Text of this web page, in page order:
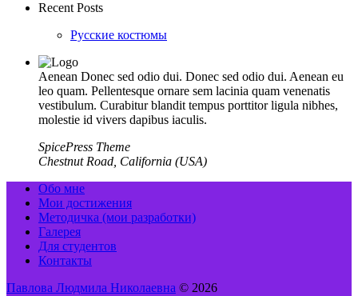
Recent Posts
Русские костюмы
Aenean Donec sed odio dui. Donec sed odio dui. Aenean eu
leo quam. Pellentesque ornare sem lacinia quam venenatis
vestibulum. Curabitur blandit tempus porttitor ligula nibhes,
molestie id vivers dapibus iaculis.
SpicePress Theme
Chestnut Road, California (USA)
Обо мне
Мои достижения
Методичка (мои разработки)
Галерея
Для студентов
Контакты
Павлова Людмила Николаевна © 2026